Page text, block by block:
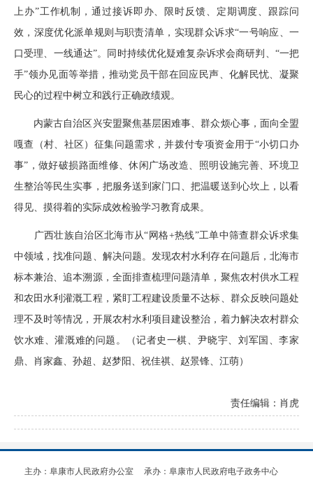
上办”工作机制，通过接诉即办、限时反馈、定期调度、跟踪问
效，深度优化派单规则与职责清单，实现群众诉求“一号响应、一
口受理、一线通达”。同时持续优化疑难复杂诉求会商研判、“一把
手”领办见面等举措，推动党员干部在回应民声、化解民忧、凝聚
民心的过程中树立和践行正确政绩观。
内蒙古自治区兴安盟聚焦基层困难事、群众烦心事，面向全盟
嘎查（村、社区）征集问题需求，并拨付专项资金用于“小切口办
事”，做好破损路面维修、休闲广场改造、照明设施完善、环境卫
生整治等民生实事，把服务送到家门口、把温暖送到心坎上，以看
得见、摸得着的实际成效检验学习教育成果。
广西壮族自治区北海市从“网格+热线”工单中筛查群众诉求集
中领域，找准问题、解决问题。发现农村水利存在问题后，北海市
标本兼治、追本溯源，全面排查梳理问题清单，聚焦农村供水工程
和农田水利灌溉工程，紧盯工程建设质量不达标、群众反映问题处
理不及时等情况，开展农村水利项目建设整治，着力解决农村群众
饮水难、灌溉难的问题。（记者史一棋、尹晓宇、刘军国、李家
鼎、肖家鑫、孙超、赵梦阳、祝佳祺、赵景锋、江萌）
责任编辑：肖虎
主办：阜康市人民政府办公室 承办：阜康市人民政府电子政务中心